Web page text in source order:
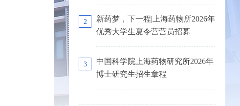
2
新药梦，下一程|上海药物所2026年
优秀大学生夏令营营员招募
3
中国科学院上海药物研究所2026年
博士研究生招生章程